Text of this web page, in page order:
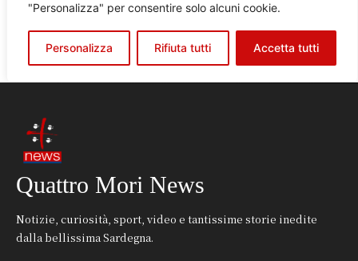
Quattro Mori News
Notizie, curiosità, sport, video e tantissime storie inedite
dalla bellissima Sardegna.